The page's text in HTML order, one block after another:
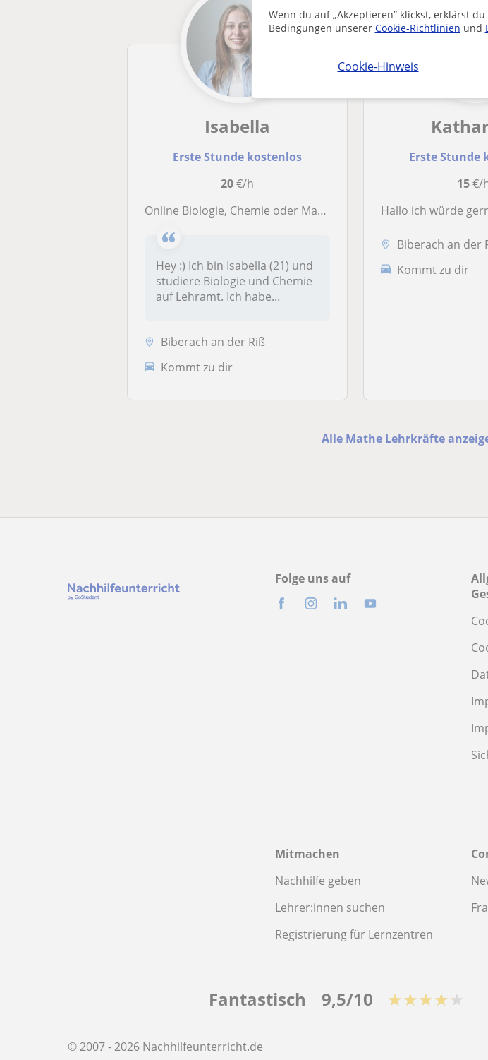
Wenn du auf „Akzeptieren” klickst, erklärst
Bedingungen unserer Cookie-Richtlinien und
Cookie-Hinweis
Isabella
Erste Stunde kostenlos
20€/h
Online Biologie, Chemie oder Mathe Nachhilfe
Hey :) Ich bin Isabella (21) und
studiere Biologie und Chemie
auf Lehramt. Ich habe...
Biberach an der Riß
Kommt zu dir
Erste Stunde
15€/
Hallo ich würde gerne Kindern von der
Biberach an der Riß,
Kommt zu dir
Alle Mathe Lehrkräfte
Folge uns auf
Mitmachen
Nachhilfe geben
Lehrer:innen suchen
Registrierung für Lernzentren
Fantastisch 9,5/10 ★★★★★
© 2007 - 2026 Nachhilfeunterricht.de